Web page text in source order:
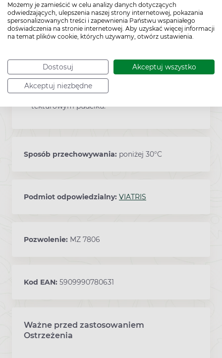
Możemy je zamieścić w celu analizy danych dotyczących
odwiedzających, ulepszenia naszej strony internetowej, pokazania
spersonalizowanych treści i zapewnienia Państwu wspaniałego
doświadczenia na stronie internetowej. Aby uzyskać więcej informacji
na temat plików cookie, których używamy, otwórz ustawienia.
Dostosuj Akceptuj wszystko
Akceptuj niezbędne
Lek Klacid dostarczany jest w postaci
granulatu, który po zmieszaniu z wodą tworzy
zawiesinę. Prawidłowo przygotowana
zawiesina może zawierać drobne,
kryształki cukru. Wynika to z właściwości leku
i nie powinno budzić niepokoju.
Opakowanie zawiera butelkę o pojemności
100 ml oraz dozownik w postaci strzykawki, w
tekturowym pudełku.
Sposób przechowywania: poniżej 30°C
Podmiot odpowiedzialny: VIATRIS
Pozwolenie: MZ 7806
Kod EAN: 5909990780631
Ważne przed zastosowaniem
Ostrzeżenia